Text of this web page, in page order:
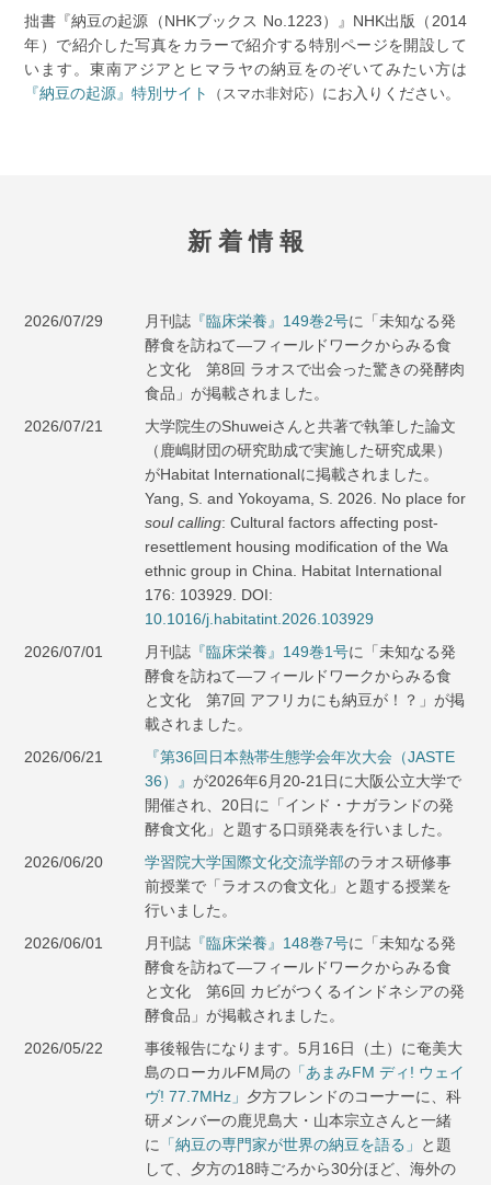
拙書『納豆の起源（NHKブックス No.1223）』NHK出版（2014
年）で紹介した写真をカラーで紹介する特別ページを開設して
います。東南アジアとヒマラヤの納豆をのぞいてみたい方は
『納豆の起源』特別サイト
（スマホ非対応） にお入りください。
新 着 情 報
2026/07/29 月刊誌 『臨床栄養』149巻2号に「未知なる発
酵食を訪ねて―フィールドワークからみる食
と文化 第8回 ラオスで出会った驚きの発酵肉
食品」が掲載されました。
2026/07/21
大学院生のShuweiさんと共著で執筆した論文
（鹿嶋財団の研究助成で実施した研究成果）
がHabitat Internationalに掲載されました。
Yang, S. and Yokoyama, S. 2026. No place for
soul calling: Cultural factors affecting post-
resettlement housing modification of the Wa
ethnic group in China. Habitat International
176: 103929. DOI:
10.1016/j.habitatint.2026.103929
2026/07/01
月刊誌 『臨床栄養』149巻1号に「未知なる発
酵食を訪ねて―フィールドワークからみる食
と文化 第7回 アフリカにも納豆が！？」が掲
載されました。
2026/06/21
『第36回日本熱帯生態学会年次大会（JASTE
36）』 が2026年6月20-21日に大阪公立大学で
開催され、20日に「インド・ナガランドの発
酵⾷⽂化」と題する口頭発表を行いました。
2026/06/20
学習院大学国際文化交流学部のラオス研修事
前授業で「ラオスの食文化」と題する授業を
行いました。
2026/06/01
月刊誌 『臨床栄養』148巻7号に「未知なる発
酵食を訪ねて―フィールドワークからみる食
と文化 第6回 カビがつくるインドネシアの発
酵食品」が掲載されました。
2026/05/22
事後報告になります。5月16日（土）に奄美大
島のローカルFM局の 「あまみFM ディ! ウェイ
ヴ! 77.7MHz」 夕方フレンドのコーナーに、科
研メンバーの鹿児島大・山本宗立さんと一緒
に
「納豆の専門家が世界の納豆を語る」 と題
して、夕方の18時ごろから30分ほど、海外の